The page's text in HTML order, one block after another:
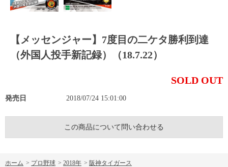
【メッセンジャー】7度目の二ケタ勝利到達
（外国人投手新記録）（18.7.22）
SOLD OUT
発売日 2018/07/24 15:01:00
この商品について問い合わせる
ホーム > プロ野球 > 2018年 > 阪神タイガース